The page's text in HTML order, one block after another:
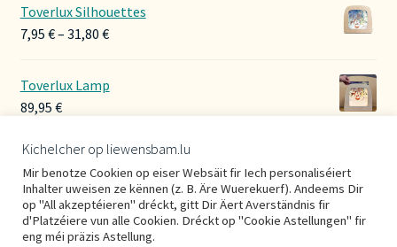
Toverlux Silhouettes
7,95 €– 31,80 €Preisspanne:
Toverlux Lamp
89,95 €
Hoerbänner Wollwalk
29,00€
Kichelcher op liewensbam.lu
Mir benotze Cookien op eiser Websäit fir Iech personaliséiert
Inhalter uweisen ze kënnen (z. B. Äre Wuerekuerf). Andeems Dir
op "All akzeptéieren" dréckt, gitt Dir Äert Averständnis fir
d'Platzéiere vun alle Cookien. Dréckt op "Cookie Astellungen" fir
eng méi präzis Astellung.